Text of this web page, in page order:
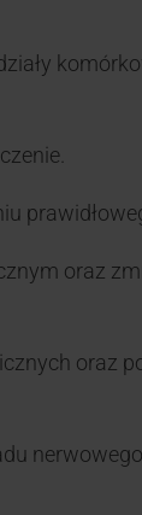
oraz
oraz